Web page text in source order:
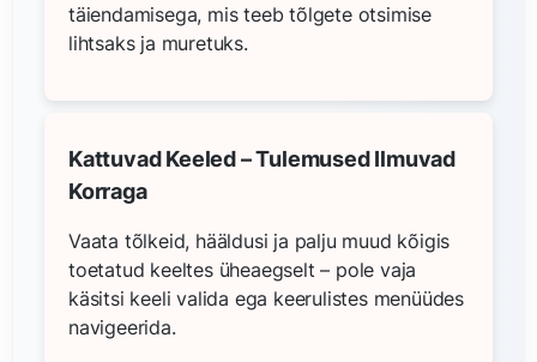
täiendamisega, mis teeb tõlgete otsimise
lihtsaks ja muretuks.
Kattuvad Keeled – Tulemused Ilmuvad
Korraga
Vaata tõlkeid, hääldusi ja palju muud kõigis
toetatud keeltes üheaegselt – pole vaja
käsitsi keeli valida ega keerulistes menüüdes
navigeerida.